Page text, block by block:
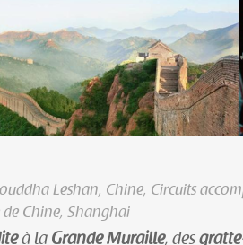
Leshan, Chine, Circuits
Chine, Shanghai
à la Grande Muraille, des